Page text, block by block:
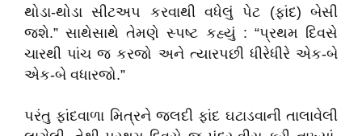
થોડા-થોડા સીટઅપ કરવાથી વધેલું પેટ (ફાંદ) બેસી
જશે.” સાથેસાથે તેમણે સ્પષ્ટ કહ્યું : “પ્રથમ દિવસે
ચારથી પાંચ જ કરજો અને ત્યારપછી ધીરેધીરે એક-બે
એક-બે વધારજો.”
પરંતુ ફાંદવાળા મિત્રને જલદી ફાંદ ઘટાડવાની તાલાવેલી